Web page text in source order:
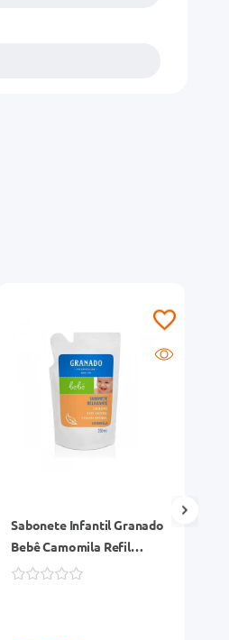
Sabonete Infantil Granado
Bebê Camomila Refil
Frasco 250ml